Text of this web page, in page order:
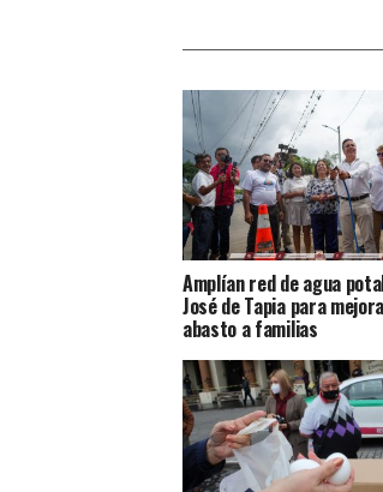
Amplían red de agua
José de Tapia para
abasto a familias